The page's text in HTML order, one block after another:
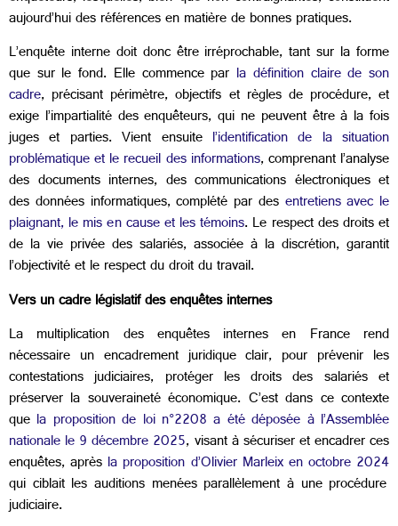
aujourd’hui des références en matière de bonnes pratiques.
L’enquête interne doit donc être irréprochable, tant sur la forme
que sur le fond. Elle commence par la définition claire de son
cadre, précisant périmètre, objectifs et règles de procédure, et
exige l’impartialité des enquêteurs, qui ne peuvent être à la fois
juges et parties. Vient ensuite l’identification de la situation
problématique et le recueil des informations, comprenant l’analyse
des documents internes, des communications électroniques et
des données informatiques, complété par des entretiens avec le
plaignant, le mis en cause et les témoins. Le respect des droits et
de la vie privée des salariés, associée à la discrétion, garantit
l’objectivité et le respect du droit du travail.
Vers un cadre législatif des enquêtes internes
La multiplication des enquêtes internes en France rend
nécessaire un encadrement juridique clair, pour prévenir les
contestations judiciaires, protéger les droits des salariés et
préserver la souveraineté économique. C’est dans ce contexte
que la proposition de loi n°2208 a été déposée à l’Assemblée
nationale le 9 décembre 2025, visant à sécuriser et encadrer ces
enquêtes, après la proposition d’Olivier Marleix en octobre 2024
qui ciblait les auditions menées parallèlement à une procédure
judiciaire.